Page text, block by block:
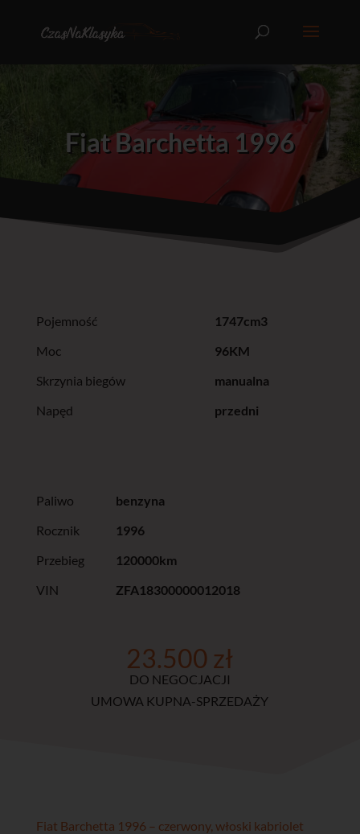
Fiat Barchetta 1996
Pojemność
1747cm3
Moc
96KM
Skrzynia biegów
manualna
Napęd
przedni
Paliwo
benzyna
Rocznik
1996
Przebieg
120000km
VIN
ZFA18300000012018
23.500 zł
DO NEGOCJACJI
UMOWA KUPNA-SPRZEDAŻY
Fiat Barchetta 1996 – czerwony, włoski kabriolet